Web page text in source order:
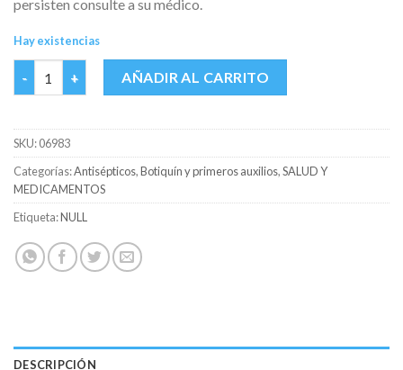
persisten consulte a su médico.
Hay existencias
AGUA OXIGENADA JGB FCO X 120 ML cantidad
AÑADIR AL CARRITO
SKU:06983
Categorías:Antisépticos,Botiquín y primeros auxilios,SALUD Y
MEDICAMENTOS
Etiqueta:NULL
DESCRIPCIÓN